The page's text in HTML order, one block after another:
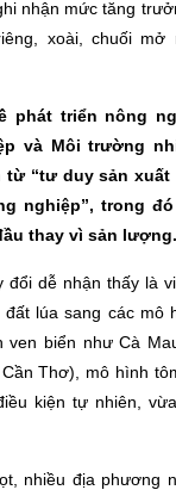
nhận mức tăng
xoài, chuối mở
phát triển nông
và Môi trường
“tư duy sản xuất
nghiệp”, trong
thay vì sản lượng.
đổi dễ nhận thấy là
lúa sang các mô
biển như Cà
Thơ), mô hình
kiện tự nhiên,
nhiều địa phương